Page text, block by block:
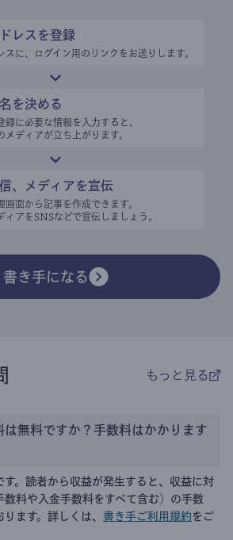
レスを登録
スに、ログイン用のリンクをお送りします。
を決める
録に必要な情報を入力すると、
メディアが立ち上がります。
、メディアを宣伝
画面から記事を作成できます。
ィアをSNSなどで宣伝しましょう。
書き手になる
もっと見る
は無料ですか？手数料はかかります
す。読者から収益が発生すると、収益に対
数料や入金手数料をすべて含む）の手数
ます。詳しくは、 書き手ご利用規約 をご